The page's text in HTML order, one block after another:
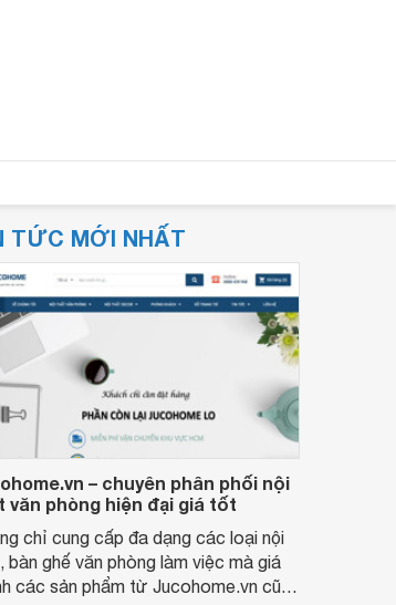
TỨC MỚI NHẤT
– chuyên phân phối nội
văn phòng hiện đại giá tốt
chỉ cung cấp đa dạng các loại nội
bàn ghế văn phòng làm việc mà giá
các sản phẩm từ Jucohome.vn cũng